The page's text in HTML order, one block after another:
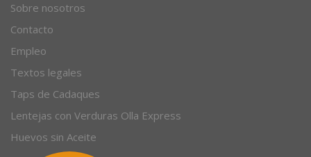
Sobre nosotros
Contacto
Empleo
Textos legales
Taps de Cadaques
Lentejas con Verduras Olla Express
Huevos sin Aceite